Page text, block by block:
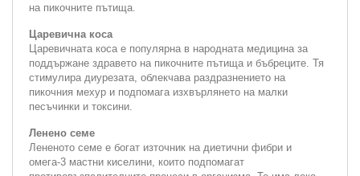
на пикочните пътища.
Царевична коса
Царевичната коса е популярна в народната медицина за
поддържане здравето на пикочните пътища и бъбреците. Тя
стимулира диурезата, облекчава раздразнението на
пикочния мехур и подпомага изхвърлянето на малки
песъчинки и токсини.
Ленено семе
Лененото семе е богат източник на диетични фибри и
омега-3 мастни киселини, които подпомагат